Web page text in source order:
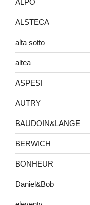
ALSTECA
alta sotto
altea
ASPESI
AUTRY
BAUDOIN&LANGE
BERWICH
BONHEUR
Daniel&Bob